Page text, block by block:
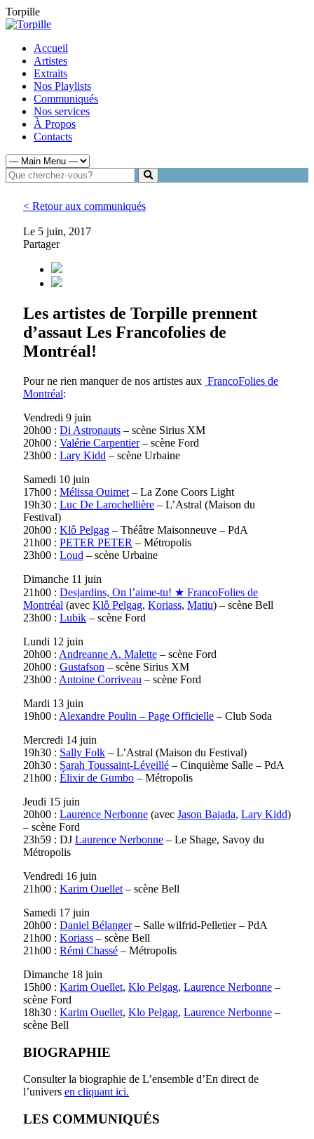
Torpille
Accueil
Artistes
Extraits
Nos Playlists
Communiqués
Nos services
À Propos
Contacts
< Retour aux communiqués
Le 5 juin, 2017
Partager
Les artistes de Torpille prennent
d’assaut Les Francofolies de
Montréal!
Pour ne rien manquer de nos artistes aux FrancoFolies de
Montréal:
Vendredi 9 juin
20h00 : Di Astronauts – scène Sirius XM
20h00 : Valérie Carpentier– scène Ford
23h00 : Lary Kidd – scène Urbaine
Samedi 10 juin
17h00 : Mélissa Ouimet – La Zone Coors Light
19h30 : Luc De Larochellière – L’Astral (Maison du
Festival)
20h00 : Klô Pelgag – Théâtre Maisonneuve – PdA
21h00 : PETER PETER – Métropolis
23h00 : Loud – scène Urbaine
Dimanche 11 juin
21h00 : Desjardins, On l’aime-tu! ★ FrancoFolies de
Montréal (avec Klô Pelgag, Koriass, Matiu) – scène Bell
23h00 : Lubik – scène Ford
Lundi 12 juin
20h00 : Andreanne A. Malette – scène Ford
20h00 : Gustafson – scène Sirius XM
23h00 : Antoine Corriveau – scène Ford
Mardi 13 juin
19h00 : Alexandre Poulin – Page Officielle – Club Soda
Mercredi 14 juin
19h30 : Sally Folk – L’Astral (Maison du Festival)
20h30 : Sarah Toussaint-Léveillé – Cinquième Salle – PdA
21h00 : Élixir de Gumbo – Métropolis
Jeudi 15 juin
20h00 : Laurence Nerbonne (avec Jason Bajada, Lary Kidd)
– scène Ford
23h59 : DJ Laurence Nerbonne – Le Shage, Savoy du
Métropolis
Vendredi 16 juin
21h00 : Karim Ouellet – scène Bell
Samedi 17 juin
20h00 : Daniel Bélanger– Salle wilfrid-Pelletier – PdA
21h00 : Koriass – scène Bell
21h00 : Rémi Chassé – Métropolis
Dimanche 18 juin
15h00 : Karim Ouellet, Klo Pelgag, Laurence Nerbonne –
scène Ford
18h30 : Karim Ouellet, Klo Pelgag, Laurence Nerbonne –
scène Bell
BIOGRAPHIE
Consulter la biographie de L’ensemble d’En direct de
l’univers en cliquant ici.
LES COMMUNIQUÉS